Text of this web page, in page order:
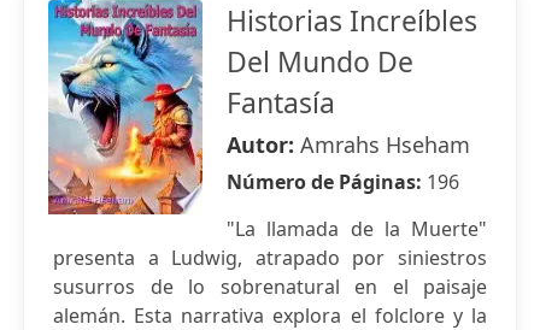
Historias Increíbles
Del Mundo De
Fantasía
Autor: Amrahs Hseham
Número de Páginas: 196
"La llamada de la Muerte"
presenta a Ludwig, atrapado por siniestros
susurros de lo sobrenatural en el paisaje
alemán. Esta narrativa explora el folclore y la